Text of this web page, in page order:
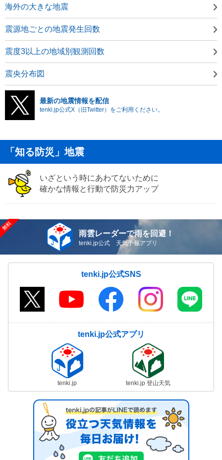
海外の大きな地震
震源地ごとの地震発生回数
震度3以上の地域別観測回数
震央分布図
最新の地震情報を配信
tenki.jp公式X（旧Twitter）をご利用ください。
「知る防災」地震
いざという時にあわてないために
確かな情報と行動で防災力アップ
雨雲レーダーで雨を回避！
tenki.jp公式 天気予報アプリ
tenki.jp公式SNS
tenki.jp公式アプリ
tenki.jp tenki.jp 登山天気